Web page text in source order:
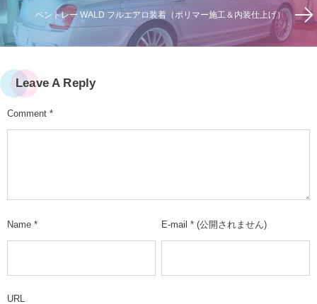
ベントレー WALD フルエアロ装着（ポリマー施工＆内装仕上げ）
Leave A Reply
Comment *
Name * E-mail * (公開されません)
URL